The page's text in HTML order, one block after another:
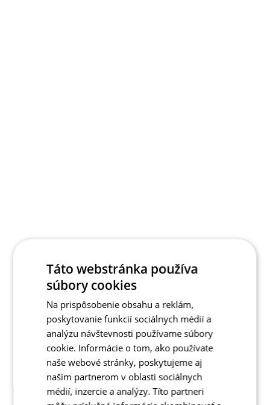
Táto webstránka používa
súbory cookies
Na prispôsobenie obsahu a reklám,
poskytovanie funkcií sociálnych médií a
analýzu návštevnosti používame súbory
cookie. Informácie o tom, ako používate
naše webové stránky, poskytujeme aj
našim partnerom v oblasti sociálnych
médií, inzercie a analýzy. Títo partneri